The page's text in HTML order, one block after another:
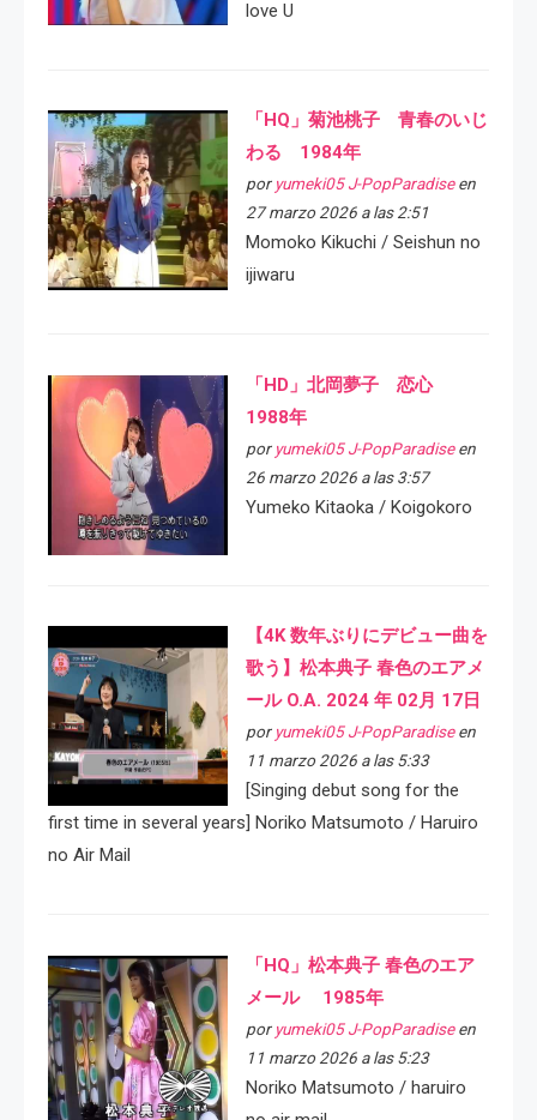
love U
「HQ」菊池桃子 青春のいじ
わる 1984年
por yumeki05 J-PopParadiseen
27 marzo 2026 a las 2:51
Momoko Kikuchi / Seishun no
ijiwaru
「HD」北岡夢子 恋心
1988年
por yumeki05 J-PopParadiseen
26 marzo 2026 a las 3:57
Yumeko Kitaoka / Koigokoro
【4K 数年ぶりにデビュー曲を
歌う】松本典子 春色のエアメ
ール O.A. 2024 年 02月 17日
por yumeki05 J-PopParadiseen
11 marzo 2026 a las 5:33
[Singing debut song for the
first time in several years] Noriko Matsumoto / Haruiro
no Air Mail
「HQ」松本典子 春色のエア
メール 1985年
por yumeki05 J-PopParadiseen
11 marzo 2026 a las 5:23
Noriko Matsumoto / haruiro